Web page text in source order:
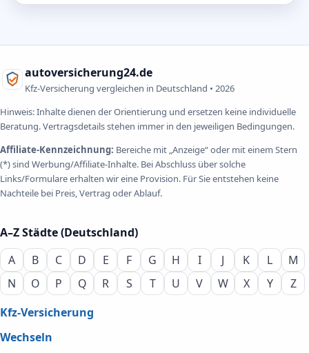
autoversicherung24.de
Kfz-Versicherung vergleichen in Deutschland • 2026
Hinweis: Inhalte dienen der Orientierung und ersetzen keine individuelle
Beratung. Vertragsdetails stehen immer in den jeweiligen Bedingungen.
Affiliate-Kennzeichnung: Bereiche mit „Anzeige“ oder mit einem Stern
(*) sind Werbung/Affiliate-Inhalte. Bei Abschluss über solche
Links/Formulare erhalten wir eine Provision. Für Sie entstehen keine
Nachteile bei Preis, Vertrag oder Ablauf.
A–Z Städte (Deutschland)
A
B C D E F G H I J K L
M
N
O P Q R S T U V W X Y
Z
Kfz-Versicherung
Wechseln